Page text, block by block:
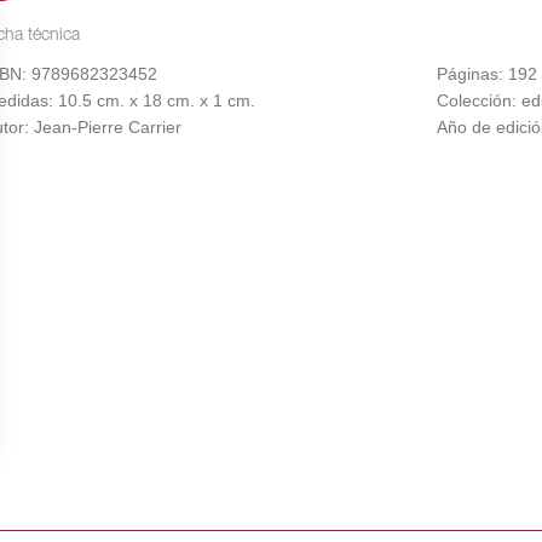
razonable? Jean-Pierre Carrier intenta aquí responder a estos
señala con agudeza los desafíos de los
de pedagogo los recursos bibliográficos disponibles. En
no podrían pasar por alto los valiosos motores de
técnica
9789682323452
Páginas: 192
10.5 cm. x 18 cm. x 1 cm.
Colección:
Jean-Pierre Carrier
Año de